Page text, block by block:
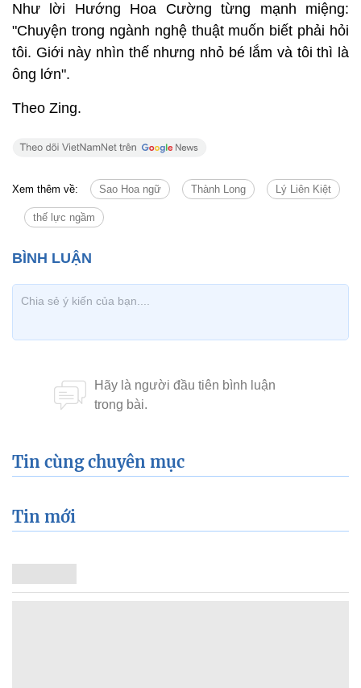
Như lời Hướng Hoa Cường từng mạnh miệng:
"Chuyện trong ngành nghệ thuật muốn biết phải hỏi
tôi. Giới này nhìn thế nhưng nhỏ bé lắm và tôi thì là
ông lớn".
Theo Zing.
Xem thêm về: Sao Hoa ngữ Thành Long Lý Liên Kiệt
thế lực ngầm
Tin cùng chuyên mục
Tin mới